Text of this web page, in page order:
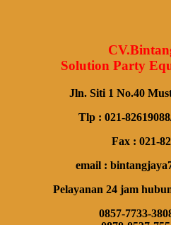
Solution Party
Jln. Siti 1 No.40
Tlp : 021-
Fax : 021-
email :
Pelayanan 24 jam
0857-7733-